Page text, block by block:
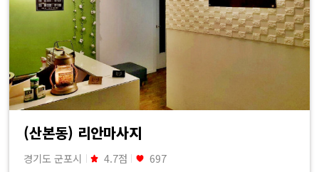
(산본동) 리안마사지
경기도 군포시 4.7점 697